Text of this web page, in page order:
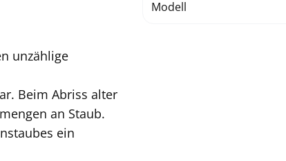
unzählige
Beim Abriss alter
an Staub.
ein
Modell